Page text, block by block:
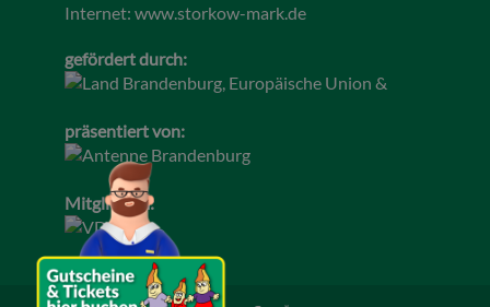
Internet: www.storkow-mark.de
gefördert durch:
präsentiert von:
Mitglied im: